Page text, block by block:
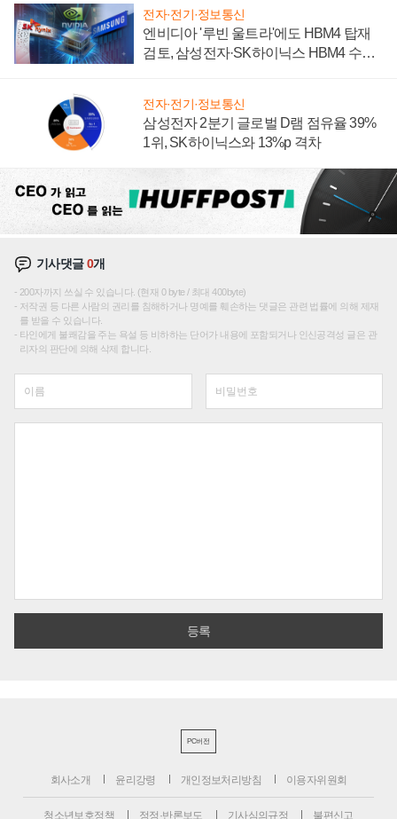
전자·전기·정보통신
엔비디아 '루빈 울트라'에도 HBM4 탑재
검토, 삼성전자·SK하이닉스 HBM4 수율
전자·전기·정보통신
삼성전자 2분기 글로벌 D램 점유율 39%
1위, SK하이닉스와 13%p 격차
기사댓글0개
200자까지 쓰실 수 있습니다. (현재 0 byte / 최대 400byte)
저작권 등 다른 사람의 권리를 침해하거나 명예를 훼손하는 댓글은 관련 법률에 의해 제재
를 받을 수 있습니다.
타인에게 불쾌감을 주는 욕설 등 비하하는 단어가 내용에 포함되거나 인신공격성 글은 관
리자의 판단에 의해 삭제 합니다.
PC버전
회사소개 윤리강령 개인정보처리방침 이용자위원회
청소년보호정책 정정·반론보도 기사심의규정 불편신고